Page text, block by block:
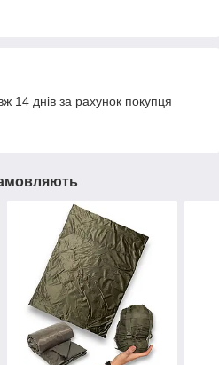
14 днів за рахунок покупця